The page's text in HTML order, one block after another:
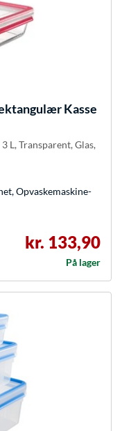
Kasse
L, Transparent, Glas,
Opvaskemaskine-
kr. 133,90
På lager